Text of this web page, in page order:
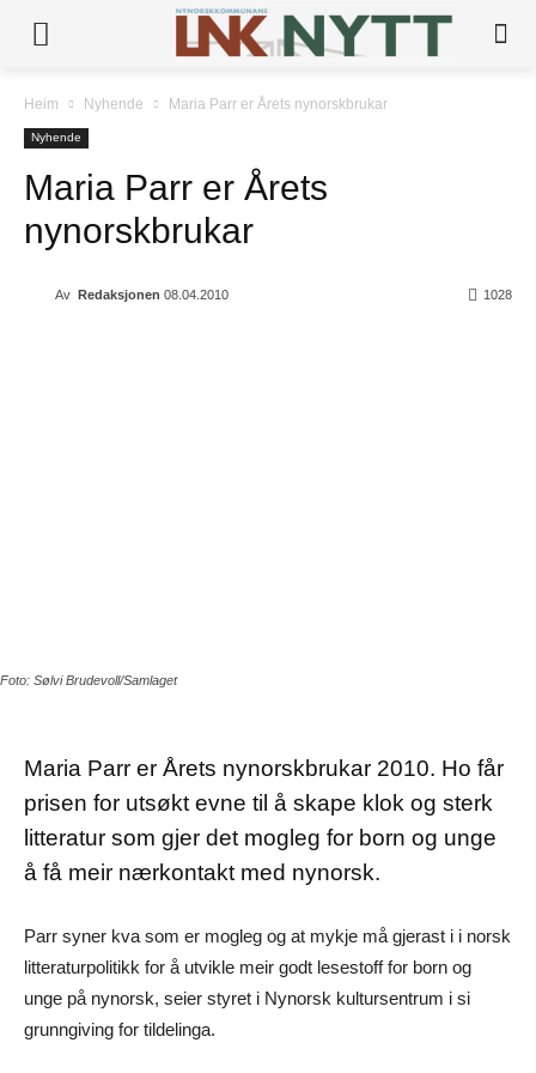
Heim Nyhende Maria Parr er Årets nynorskbrukar
Nyhende
Maria Parr er Årets
nynorskbrukar
Av Redaksjonen 08.04.2010 1028
Foto: Sølvi Brudevoll/Samlaget
Maria Parr er Årets nynorskbrukar 2010. Ho får
prisen for utsøkt evne til å skape klok og sterk
litteratur som gjer det mogleg for born og unge
å få meir nærkontakt med nynorsk.
Parr syner kva som er mogleg og at mykje må gjerast i i norsk
litteraturpolitikk for å utvikle meir godt lesestoff for born og
unge på nynorsk, seier styret i Nynorsk kultursentrum i si
grunngiving for tildelinga.